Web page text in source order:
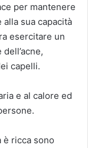
per mantenere
alla sua capacità
esercitare un
capelli.
e al calore ed
è ricca sono